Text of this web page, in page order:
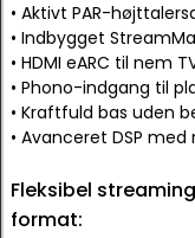
• Aktivt PAR-
• Indbygget
• HDMI eARC til nem
• Phono-indgang til
• Kraftfuld bas uden
• Avanceret DSP
Fleksibel
format: